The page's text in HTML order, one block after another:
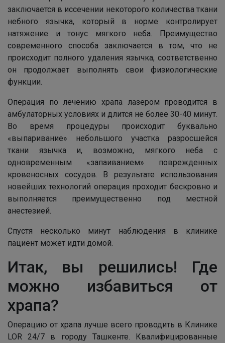
заключается в иссечении некоторого количества ткани
небного язычка, который в норме контролирует
натяжение и тонус мягкого неба. Преимущество
современного способа заключается в том, что не
происходит полного удаления язычка, соответственно
он продолжает выполнять свои физиологические
функции.
Операция по лечению храпа лазером проводится в
амбулаторных условиях и длится не более 30-40 минут.
Во время процедуры происходит буквально
«выпаривание» небольшого участка разросшейся
ткани язычка и, возможно, мягкого неба с
одновременным «запаиванием» поврежденных
кровеносных сосудов. В результате использования
новейших технологий операция проходит бескровно и
выполняется преимущественно под местной
анестезией.
Спустя несколько минут наблюдения в клинике
пациент может идти домой.
Итак, вы решились! Где
можно избавиться от
храпа?
Операцию от храпа лучше всего проводить в Клинике
LOR 24/7 в городу Ташкенте. Квалифицированные
Напишите в наш общий чат
Специалистов
Написать специалисту нет, спасибо